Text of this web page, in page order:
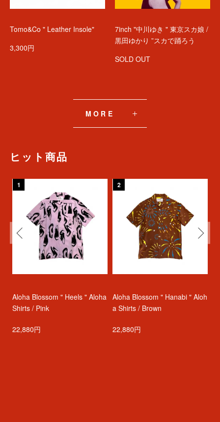
Tomo&Co " Leather Insole"
3,300円
7inch "中川ゆき " 東京スカ娘 /
黒田ゆかり ”スカで踊ろう
SOLD OUT
MORE
ヒット商品
1
Aloha Blossom " Heels " Aloha
Shirts / Pink
22,880円
2
Aloha Blossom " Hanabi " Aloh
a Shirts / Brown
22,880円